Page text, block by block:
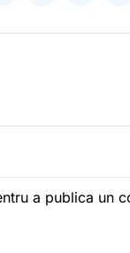
a publica un